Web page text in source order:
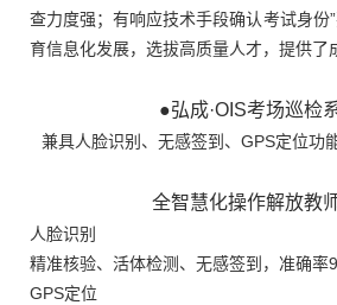
查力度强；有响应技术手段确认考试身份
育信息化发展，选拔高质量人才，提供了
●弘成·OIS考场巡检
兼具人脸识别、无感签到、GPS定位功
全智慧化操作解放教
人脸识别
精准核验、活体检测、无感签到，准确率
GPS定位